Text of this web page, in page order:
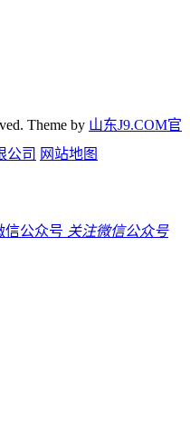
Theme by 山东J9.COM官
公司 网站地图
关注微信公众号